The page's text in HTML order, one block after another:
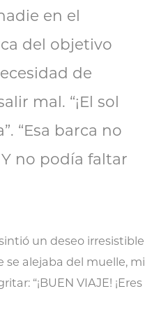
en el
del objetivo
de
mal. “¡El sol
“Esa barca no
no podía faltar
un deseo irresistible
alejaba del muelle, mi
“¡BUEN VIAJE! ¡Eres